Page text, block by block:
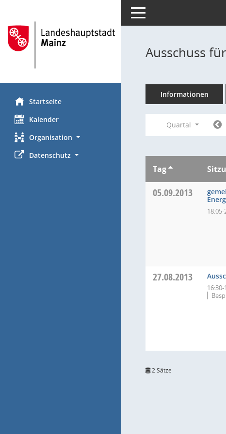
Startseite
Kalender
Organisation
Datenschutz
Toggle navigation
Ausschuss
Informationen
Quartal
Tag
05.09.2013
27.08.2013
2 Sätze